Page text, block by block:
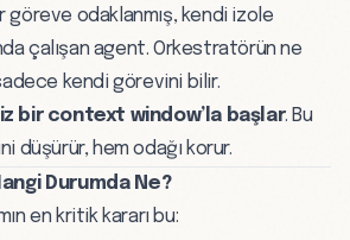
göreve odaklanmış, kendi izole
çalışan agent. Orkestratörün ne
kendi görevini bilir.
bir context window’la başlar. Bu
düşürür, hem odağı korur.
Durumda Ne?
en kritik kararı bu: